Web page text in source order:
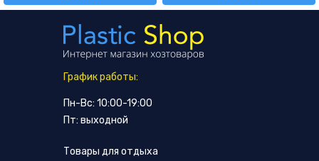
График работы:
Пн-Вс: 10:00-19:00
Пт: выходной
Товары для отдыха